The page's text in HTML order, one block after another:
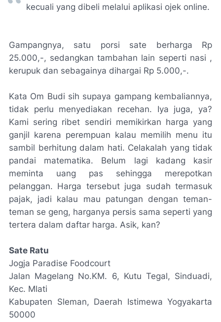
kecuali yang dibeli melalui aplikasi ojek online.
Gampangnya, satu porsi sate berharga Rp
25.000,-, sedangkan tambahan lain seperti nasi ,
kerupuk dan sebagainya dihargai Rp 5.000,-.
Kata Om Budi sih supaya gampang kembaliannya,
tidak perlu menyediakan recehan. Iya juga, ya?
Kami sering ribet sendiri memikirkan harga yang
ganjil karena perempuan kalau memilih menu itu
sambil berhitung dalam hati. Celakalah yang tidak
pandai matematika. Belum lagi kadang kasir
meminta uang pas sehingga merepotkan
pelanggan. Harga tersebut juga sudah termasuk
pajak, jadi kalau mau patungan dengan teman-
teman se geng, harganya persis sama seperti yang
tertera dalam daftar harga. Asik, kan?
Sate Ratu
Jogja Paradise Foodcourt
Jalan Magelang No.KM. 6, Kutu Tegal, Sinduadi,
Kec. Mlati
Kabupaten Sleman, Daerah Istimewa Yogyakarta
50000